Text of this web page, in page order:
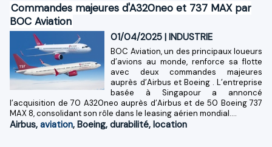
Commandes majeures d'A320neo et 737 MAX par
BOC Aviation
01/04/2025 |INDUSTRIE
BOC Aviation, un des principaux loueurs
d’avions au monde, renforce sa flotte
avec deux commandes majeures
auprès d’Airbus et Boeing . L’entreprise
basée à Singapour a annoncé
l’acquisition de 70 A320neo auprès d’Airbus et de 50 Boeing 737
MAX 8, consolidant son rôle dans le leasing aérien mondial....
Airbus, aviation, Boeing, durabilité, location